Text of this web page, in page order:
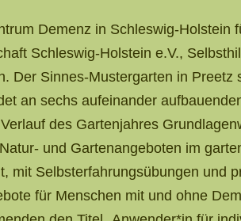
Demenz in Schleswig-
Schleswig-Holstein e.V.,
Der Sinnes-Mustergarten in Preetz
an sechs aufeinander
des Gartenjahres
und Gartenangeboten im
mit Selbsterfahrungsübungen und
für Menschen mit und ohne